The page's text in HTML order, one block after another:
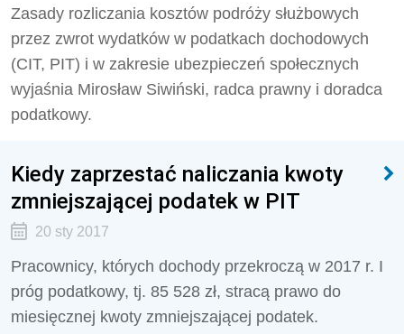
Zasady rozliczania kosztów podróży służbowych
przez zwrot wydatków w podatkach dochodowych
(CIT, PIT) i w zakresie ubezpieczeń społecznych
wyjaśnia Mirosław Siwiński, radca prawny i doradca
podatkowy.
Kiedy zaprzestać naliczania kwoty
zmniejszającej podatek w PIT
20 sty 2017
Pracownicy, których dochody przekroczą w 2017 r. I
próg podatkowy, tj. 85 528 zł, stracą prawo do
miesięcznej kwoty zmniejszającej podatek.